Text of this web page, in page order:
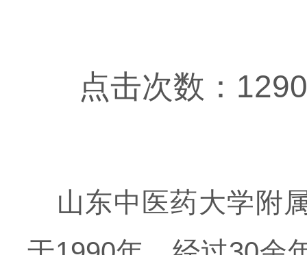
点击次数：
山东中医药大学附